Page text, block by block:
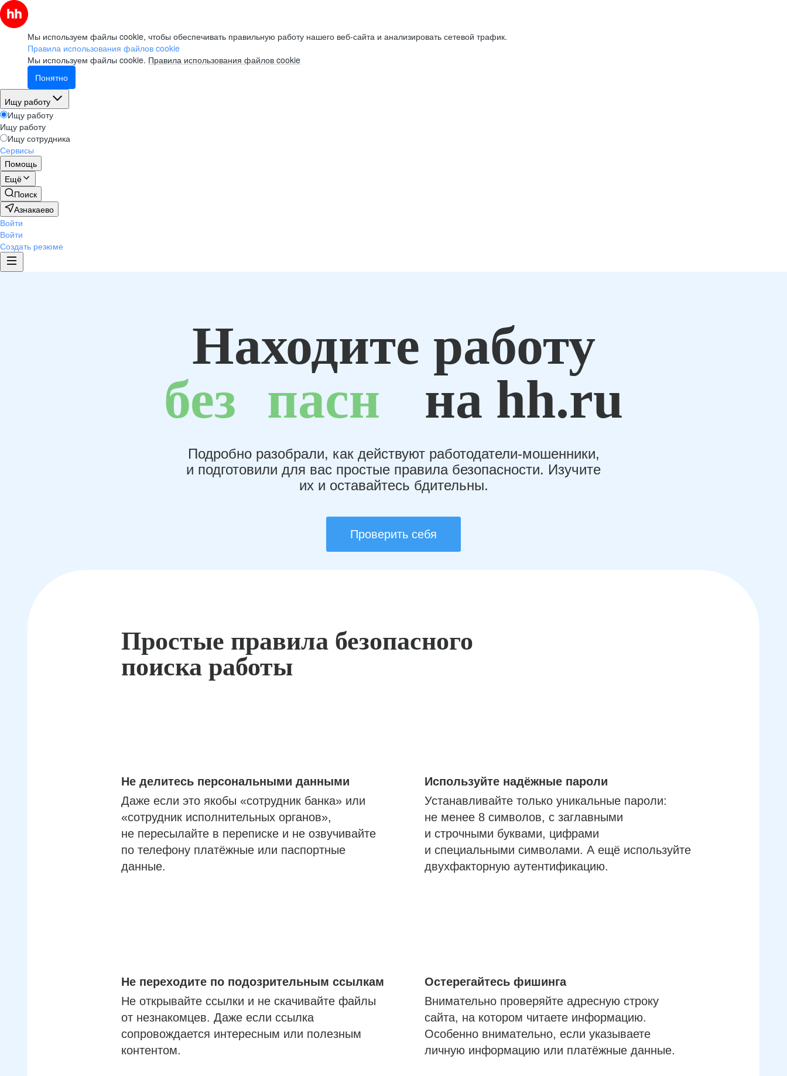
Мы используем файлы cookie, чтобы обеспечивать правильную работу нашего веб-сайта и анализировать сетевой трафик.
Правила использования файлов cookie
Мы используем файлы cookie. Правила использования файлов cookie
Понятно
Ищу работу
Ищу работу
Ищу работу
Ищу сотрудника
Сервисы
Помощь
Ещё
Поиск
Азнакаево
Войти
Войти
Создать резюме
Находите работу
без пасн на hh.ru
Подробно разобрали, как действуют работодатели-мошенники,
и подготовили для вас простые правила безопасности. Изучите
их и оставайтесь бдительны.
Проверить себя
Простые правила безопасного
поиска работы
Не делитесь персональными данными
Даже если это якобы «сотрудник банка» или
«сотрудник исполнительных органов»,
не пересылайте в переписке и не озвучивайте
по телефону платёжные или паспортные
данные.
Используйте надёжные пароли
Устанавливайте только уникальные пароли:
не менее 8 символов, с заглавными
и строчными буквами, цифрами
и специальными символами. А ещё используйте
двухфакторную аутентификацию.
Не переходите по подозрительным ссылкам
Не открывайте ссылки и не скачивайте файлы
от незнакомцев. Даже если ссылка
сопровождается интересным или полезным
контентом.
Остерегайтесь фишинга
Внимательно проверяйте адресную строку
сайта, на котором читаете информацию.
Особенно внимательно, если указываете
личную информацию или платёжные данные.